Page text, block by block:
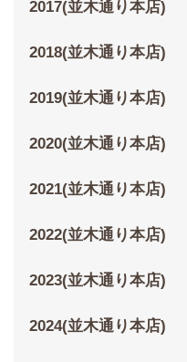
2017(並木通り本店)
2018(並木通り本店)
2019(並木通り本店)
2020(並木通り本店)
2021(並木通り本店)
2022(並木通り本店)
2023(並木通り本店)
2024(並木通り本店)